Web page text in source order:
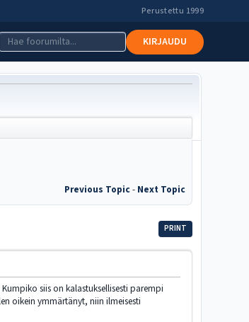
Perustettu 1999
KIRJAUDU
Previous Topic- Next Topic
PRINT
siis on kalastuksellisesti parempi
oikein ymmärtänyt, niin ilmeisesti